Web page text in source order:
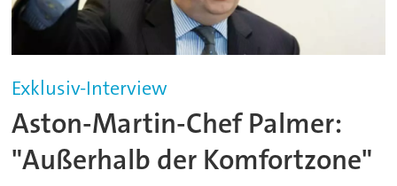
Exklusiv-Interview
Aston-Martin-Chef Palmer:
"Außerhalb der Komfortzone"